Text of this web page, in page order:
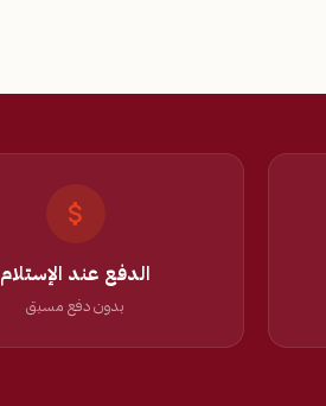
الدفع عند الإستلام
بدون دفع مسبق